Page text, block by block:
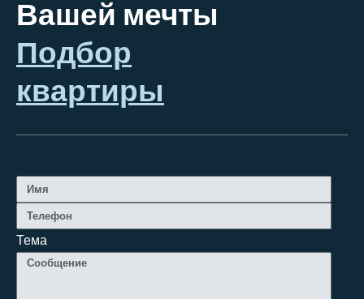
Вашей мечты
Подбор
квартиры
Тема